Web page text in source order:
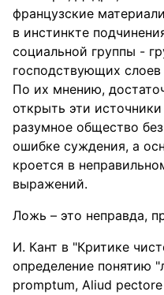
французские
в инстинкте
социальной группы -
господствующих
По их мнению,
открыть эти
разумное общество
ошибке суждения, а
кроется в
выражений.
Ложь – это неправда,
И. Кант в "Критике
определение понятию
promptum, Aliud